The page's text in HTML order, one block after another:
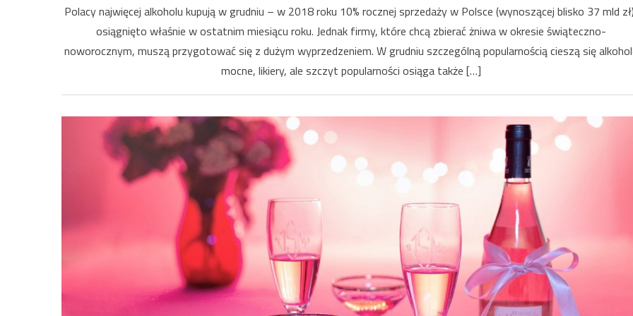
Polacy najwięcej alkoholu kupują w grudniu – w 2018 roku 10% rocznej sprzedaży w Polsce (wynoszącej blisko 37 mld
osiągnięto właśnie w ostatnim miesiącu roku. Jednak firmy, które chcą zbierać żniwa w okresie świąteczno-
noworocznym, muszą przygotować się z dużym wyprzedzeniem. W grudniu szczególną popularnością cieszą się
mocne, likiery, ale szczyt popularności osiąga także […]